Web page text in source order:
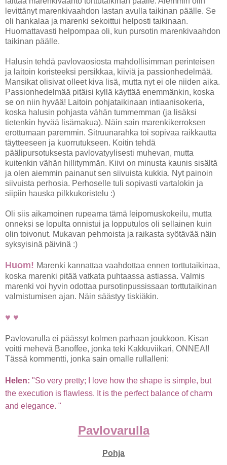
levittänyt marenkivaahdon lastan avulla taikinan päälle. Se
oli hankalaa ja marenki sekoittui helposti taikinaan.
Huomattavasti helpompaa oli, kun pursotin marenkivaahdon
taikinan päälle.
Halusin tehdä pavlovaosiosta mahdollisimman perinteisen
ja laitoin koristeeksi persikkaa, kiiviä ja passionhedelmää.
Mansikat olisivat olleet kiva lisä, mutta nyt ei ole niiden aika.
Passionhedelmää pitäisi kyllä käyttää enemmänkin, koska
se on niin hyvää! Laitoin pohjataikinaan intiaanisokeria,
koska halusin pohjasta vähän tummemman (ja lisäksi
tietenkin hyvää lisämakua). Näin sain marenkikerroksen
erottumaan paremmin. Sitruunarahka toi sopivaa raikkautta
täytteeseen ja kuorrutukseen. Koitin tehdä
päälipursotuksesta pavlovatyylisesti muhevan, mutta
kuitenkin vähän hillitymmän. Kiivi on minusta kaunis sisältä
ja olen aiemmin painanut sen siivuista kukkia. Nyt painoin
siivuista perhosia. Perhoselle tuli sopivasti vartalokin ja
siipiin hauska pilkkukoristelu :)
Oli siis aikamoinen rupeama tämä leipomuskokeilu, mutta
onneksi se lopulta onnistui ja lopputulos oli sellainen kuin
olin toivonut. Mukavan pehmoista ja raikasta syötävää näin
syksyisinä päivinä :)
Huom! Marenki kannattaa vaahdottaa ennen torttutaikinaa,
koska marenki pitää vatkata puhtaassa astiassa. Valmis
marenki voi hyvin odottaa pursotinpussissaan torttutaikinan
valmistumisen ajan. Näin säästyy tiskiäkin.
♥ ♥
Pavlovarulla ei päässyt kolmen parhaan joukkoon. Kisan
voitti mehevä Banoffee, jonka teki Kakkuviikari, ONNEA!!
Tässä kommentti, jonka sain omalle rullalleni:
Helen: "So very pretty; I love how the shape is simple, but
the execution is flawless. It is the perfect balance of charm
and elegance. "
Pavlovarulla
Pohja